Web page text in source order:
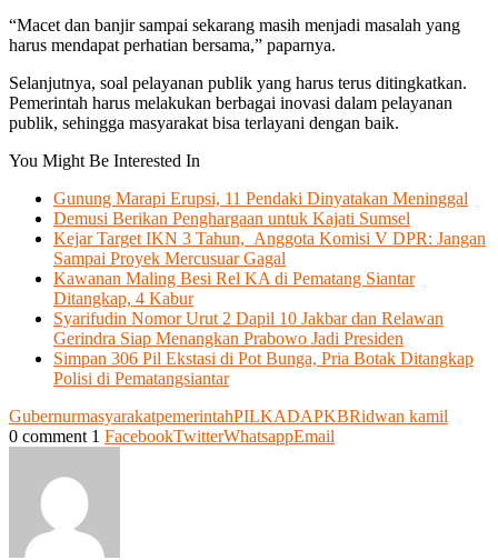
“Macet dan banjir sampai sekarang masih menjadi masalah yang
harus mendapat perhatian bersama,” paparnya.
Selanjutnya, soal pelayanan publik yang harus terus ditingkatkan.
Pemerintah harus melakukan berbagai inovasi dalam pelayanan
publik, sehingga masyarakat bisa terlayani dengan baik.
You Might Be Interested In
Gunung Marapi Erupsi, 11 Pendaki Dinyatakan Meninggal
Demusi Berikan Penghargaan untuk Kajati Sumsel
Kejar Target IKN 3 Tahun, Anggota Komisi V DPR: Jangan
Sampai Proyek Mercusuar Gagal
Kawanan Maling Besi Rel KA di Pematang Siantar
Ditangkap, 4 Kabur
Syarifudin Nomor Urut 2 Dapil 10 Jakbar dan Relawan
Gerindra Siap Menangkan Prabowo Jadi Presiden
Simpan 306 Pil Ekstasi di Pot Bunga, Pria Botak Ditangkap
Polisi di Pematangsiantar
GubernurmasyarakatpemerintahPILKADAPKBRidwan kamil
0 comment 1 FacebookTwitterWhatsappEmail